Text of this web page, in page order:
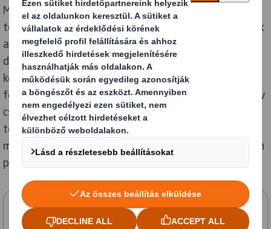
Már több mint 1000 csomagolás designt készítettünk
több millió termékhez, azzal a céllal, hogy csökkentsük
a problémás műanyagok használatát. Az egymilliárd
darab műanyag csomagolóanyag kiváltása csupán a
kezdet, nem a végső cél. Víziónk túlmutat a
fenntartható csomagoláson, és innovatív és interaktív
csomagolásokig terjed, amelyeket a kegmodernebb
technológiák egészítenek ki. Izgatottak vagyunk,
milyen jövőbeli lehetőségek várnak ránk, s hogy milyen
pozitív hatást gyakorolhatunk környezetünkre.
Szeretne beszélni minderről?